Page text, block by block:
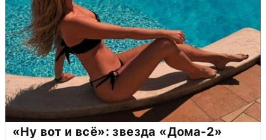
«Ну вот и всё»: звезда «Дома-2»